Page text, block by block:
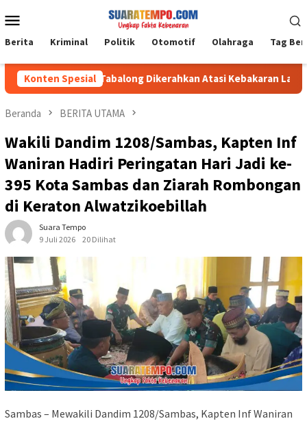
ke
kontenMobile
Berita Kriminal Politik Otomotif Olahraga Tag
Konten Spesial
Kodim 1008/Tabalong Dikerahkan Atasi Kebakaran Lahan
Beranda BERITA UTAMA
Wakili Dandim 1208/Sambas, Kapten Inf
Waniran Hadiri Peringatan Hari Jadi ke-
395 Kota Sambas dan Ziarah Rombongan
di Keraton Alwatzikoebillah
Suara Tempo
9 Juli 2026
20 Dilihat
Sambas – Mewakili Dandim 1208/Sambas, Kapten Inf Waniran